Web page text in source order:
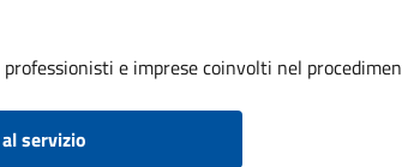
e imprese coinvolti nel
servizio